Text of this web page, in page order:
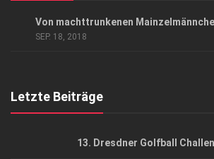
Von machttrunkenen
SEP. 18, 2018
Letzte Beiträge
13. Dresdner Golfball